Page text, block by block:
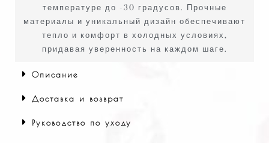
температуре до -30 градусов. Прочные
материалы и уникальный дизайн обеспечивают
тепло и комфорт в холодных условиях,
придавая уверенность на каждом шаге.
Описание
Доставка и возврат
Руководство по уходу